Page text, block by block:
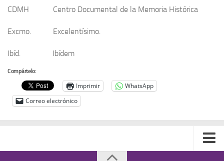
CDMH Centro Documental de la Memoria Histórica
Excmo. Excelentísimo.
Ibíd. Ibídem
Compártelo:
Imprimir
WhatsApp
Correo electrónico